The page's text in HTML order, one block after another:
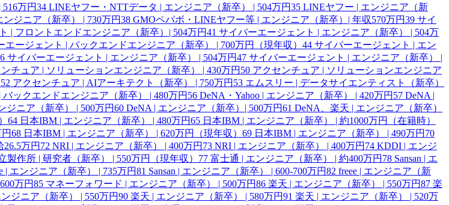
万円34 LINEヤフー・NTTデータ | エンジニア（新卒） | 504万円35 LINEヤフー | エンジニア（新
ジニア（新卒） | 730万円38 GMOペパボ・LINEヤフー等 | エンジニア（新卒）| 年収570万円39 サイ
| フロントエンドエンジニア（新卒）| 504万円41 サイバーエージェント | エンジニア（新卒） | 504万
エージェント | バックエンドエンジニア（新卒） | 700万円（現年収） 44 サイバーエージェント | エン
サイバーエージェント | エンジニア（新卒） | 504万円47 サイバーエージェント | エンジニア（新卒） |
チュア | ソリューションエンジニア（新卒） | 430万円 50 アクセンチュア | ソリューションエンジニア
52 アクセンチュア | AIアーキテクト（新卒） | 750万円 53 エムスリー | データサイエンティスト（新卒）
バックエンドエンジニア（新卒） | 480万円 56 DeNA・Yahoo | エンジニア（新卒） | 420万円 57 DeNA |
ジニア（新卒） | 500万円60 DeNA | エンジニア（新卒）| 500万円61 DeNA、楽天 | エンジニア（新卒）
64 日本IBM | エンジニア（新卒） | 480万円65 日本IBM | エンジニア（新卒） | 約1000万円（在籍時）
68 日本IBM | エンジニア（新卒） | 620万円（現年収） 69 日本IBM | エンジニア（新卒） | 490万円 70
万円 72 NRI | エンジニア（新卒） | 400万円 73 NRI | エンジニア（新卒） | 400万円 74 KDDI | エンジ
製作所 | 研究者（新卒） | 550万円（現年収） 77 富士通 | エンジニア（新卒） | 約400万円 78 Sansan | エ
| エンジニア（新卒） | 735万円81 Sansan | エンジニア（新卒） | 600-700万円82 freee | エンジニア（新
万円85 マネーフォワード | エンジニア（新卒） | 500万円86 楽天 | エンジニア（新卒） | 550万円87 楽
ジニア（新卒） | 550万円90 楽天 | エンジニア（新卒） | 580万円91 楽天 | エンジニア（新卒） | 520万